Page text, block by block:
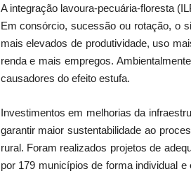
A integração lavoura-pecuária-floresta
Em consórcio, sucessão ou rotação, o
mais elevados de produtividade, uso
renda e mais empregos.
causadores do efeito estufa.
Investimentos em melhorias da
garantir maior sustentabilidade ao
rural. Foram realizados projetos de
por 179 municípios de forma individual